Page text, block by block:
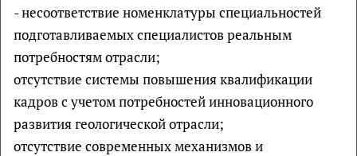
- несоответствие номенклатуры специальностей
подготавливаемых специалистов реальным
потребностям отрасли;
отсутствие системы повышения квалификации
кадров с учетом потребностей инновационного
развития геологической отрасли;
отсутствие современных механизмов и